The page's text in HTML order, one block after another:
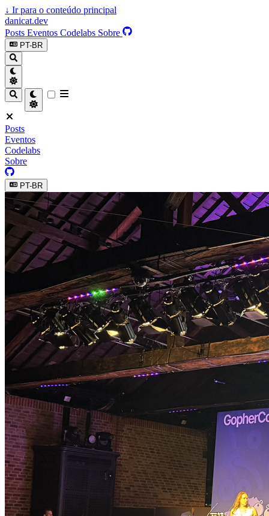
↓ Ir para o conteúdo principal
danicat.dev
Posts Eventos Codelabs Sobre
PT-BR
Posts
Eventos
Codelabs
Sobre
PT-BR